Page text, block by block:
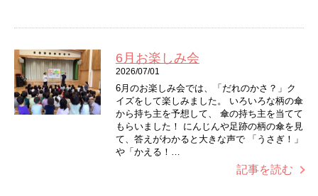
6月お楽しみ会
2026/07/01
6月のお楽しみ会では、「だれのかさ？」ク
イズをして楽しみました。 いろいろな柄の傘
から持ち主を予想して、 傘の持ち主を当てて
もらいました！ にんじんや足跡の柄の傘を見
て、答えがわかると大きな声で 「うさぎ！」
や「かえる！…
記事を読む